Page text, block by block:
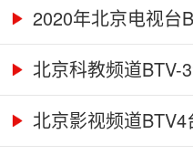
2020年北京电视台
北京科教频道BTV-
北京影视频道